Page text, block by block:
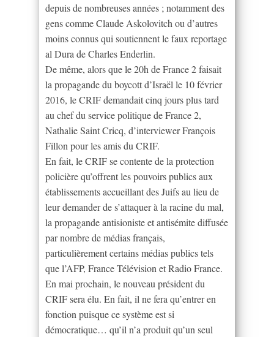
depuis de nombreuses années ; notamment des
gens comme Claude Askolovitch ou d’autres
moins connus qui soutiennent le faux reportage
al Dura de Charles Enderlin.
De même, alors que le 20h de France 2 faisait
la propagande du boycott d’Israël le 10 février
2016, le CRIF demandait cinq jours plus tard
au chef du service politique de France 2,
Nathalie Saint Cricq, d’interviewer François
Fillon pour les amis du CRIF.
En fait, le CRIF se contente de la protection
policière qu’offrent les pouvoirs publics aux
établissements accueillant des Juifs au lieu de
leur demander de s’attaquer à la racine du mal,
la propagande antisioniste et antisémite diffusée
par nombre de médias français,
particulièrement certains médias publics tels
que l’AFP, France Télévision et Radio France.
En mai prochain, le nouveau président du
CRIF sera élu. En fait, il ne fera qu’entrer en
fonction puisque ce système est si
démocratique… qu’il n’a produit qu’un seul